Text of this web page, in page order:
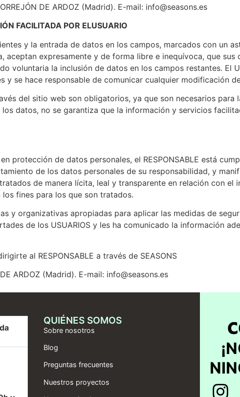
DE ARDOZ (Madrid). E-mail: info@seasons.es
FACILITADA POR ELUSUARIO
y la entrada de datos en los campos, marcados con un
expresamente y de forma libre e inequívoca, que sus
voluntaria la inclusión de datos en los campos restantes. El
y se hace responsable de comunicar cualquier modificación
del sitio web son obligatorios, ya que son necesarios para
datos, no se garantiza que la información y servicios
protección de datos personales, el RESPONSABLE está
de los datos personales de su responsabilidad, y
de manera lícita, leal y transparente en relación con el
fines para los que son tratados.
y organizativas apropiadas para aplicar las medidas de
de los USUARIOS y les ha comunicado la información
al RESPONSABLE a través de SEASONS
ARDOZ (Madrid). E-mail: info@seasons.es
QUIÉNES SOMOS
Sobre nosotros
Blog
Preguntas frecuentes
Nuestros proyectos